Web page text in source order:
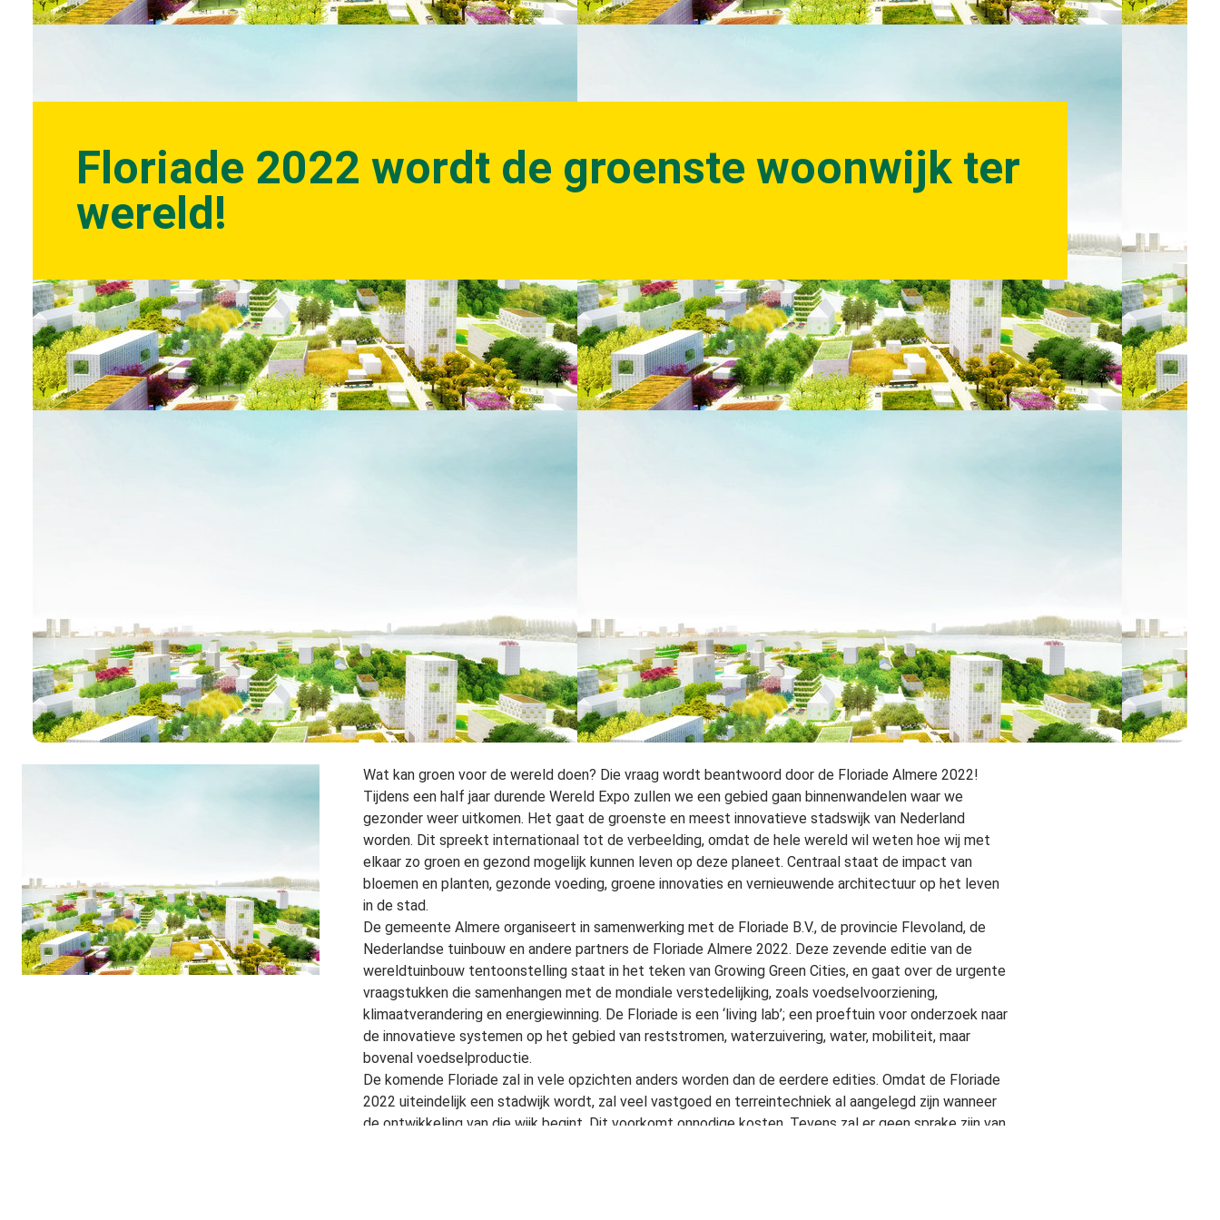
Floriade 2022 wordt de groenste woonwijk ter
wereld!
Wat kan groen voor de wereld doen? Die vraag wordt beantwoord door de Floriade Almere 2022!
Tijdens een half jaar durende Wereld Expo zullen we een gebied gaan binnenwandelen waar we
gezonder weer uitkomen. Het gaat de groenste en meest innovatieve stadswijk van Nederland
worden. Dit spreekt internationaal tot de verbeelding, omdat de hele wereld wil weten hoe wij met
elkaar zo groen en gezond mogelijk kunnen leven op deze planeet. Centraal staat de impact van
bloemen en planten, gezonde voeding, groene innovaties en vernieuwende architectuur op het leven
in de stad.
De gemeente Almere organiseert in samenwerking met de Floriade B.V., de provincie Flevoland, de
Nederlandse tuinbouw en andere partners de Floriade Almere 2022. Deze zevende editie van de
wereldtuinbouw tentoonstelling staat in het teken van Growing Green Cities, en gaat over de urgente
vraagstukken die samenhangen met de mondiale verstedelijking, zoals voedselvoorziening,
klimaatverandering en energiewinning. De Floriade is een ‘living lab’; een proeftuin voor onderzoek naar
de innovatieve systemen op het gebied van reststromen, waterzuivering, water, mobiliteit, maar
bovenal voedselproductie.
De komende Floriade zal in vele opzichten anders worden dan de eerdere edities. Omdat de Floriade
2022 uiteindelijk een stadwijk wordt, zal veel vastgoed en terreintechniek al aangelegd zijn wanneer
de ontwikkeling van die wijk begint. Dit voorkomt onnodige kosten. Tevens zal er geen sprake zijn van